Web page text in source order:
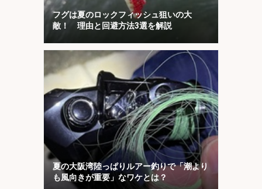
フグは夏のロックフィッシュ狙いの大
敵！ 理由と回避方法3選を解説
夏の大阪湾陸っぱりルアー釣りで「潮より
も風向きが重要」なワケとは？